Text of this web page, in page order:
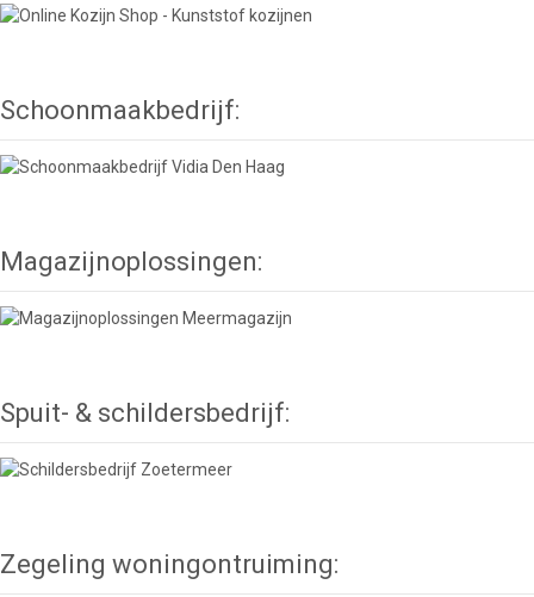
Schoonmaakbedrijf:
Magazijnoplossingen:
Spuit- & schildersbedrijf:
Zegeling woningontruiming: